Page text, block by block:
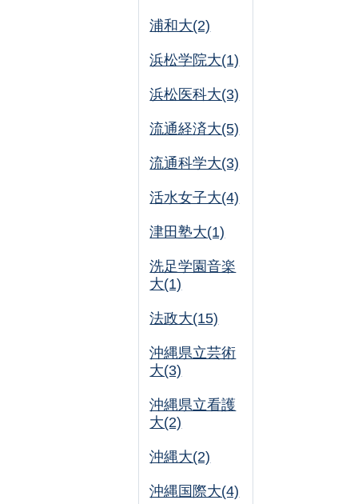
浦和大(2)
浜松学院大(1)
浜松医科大(3)
流通経済大(5)
流通科学大(3)
活水女子大(4)
津田塾大(1)
洗足学園音楽
大(1)
法政大(15)
沖縄県立芸術
大(3)
沖縄県立看護
大(2)
沖縄大(2)
沖縄国際大(4)